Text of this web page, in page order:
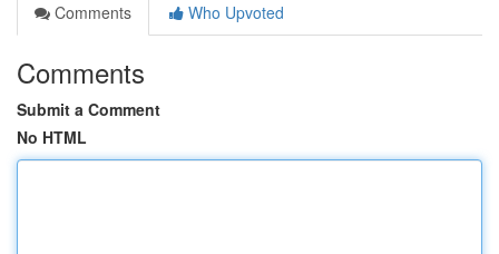
Comments
Who Upvoted
Comments
Submit a Comment
No HTML